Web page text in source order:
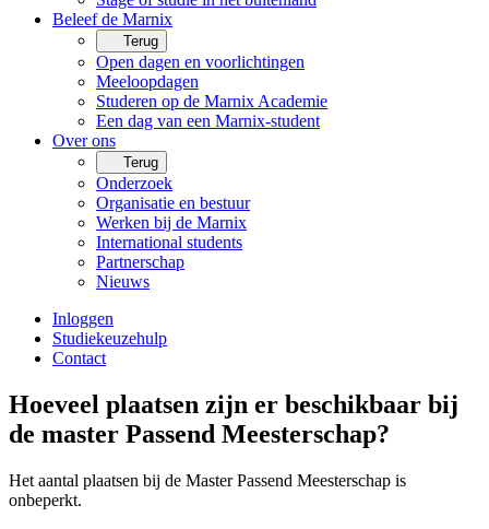
Beleef de Marnix
Terug
Open dagen en voorlichtingen
Meeloopdagen
Studeren op de Marnix Academie
Een dag van een Marnix-student
Over ons
Terug
Onderzoek
Organisatie en bestuur
Werken bij de Marnix
International students
Partnerschap
Nieuws
Inloggen
Studiekeuzehulp
Contact
Hoeveel plaatsen zijn er beschikbaar bij
de master Passend Meesterschap?
Het aantal plaatsen bij de Master Passend Meesterschap is
onbeperkt.